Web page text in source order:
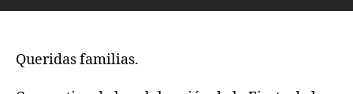
Queridas familias.